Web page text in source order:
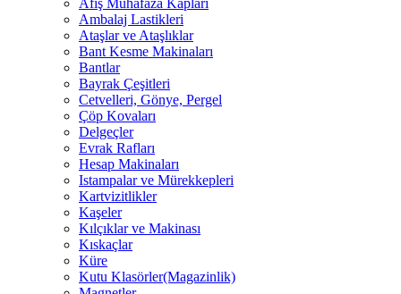
Ambalaj Lastikleri
Ataşlar ve Ataşlıklar
Bant Kesme Makinaları
Bantlar
Bayrak Çeşitleri
Cetvelleri, Gönye, Pergel
Çöp Kovaları
Delgeçler
Evrak Rafları
Hesap Makinaları
Istampalar ve Mürekkepleri
Kartvizitlikler
Kaşeler
Kılçıklar ve Makinası
Kıskaçlar
Küre
Kutu Klasörler(Magazinlik)